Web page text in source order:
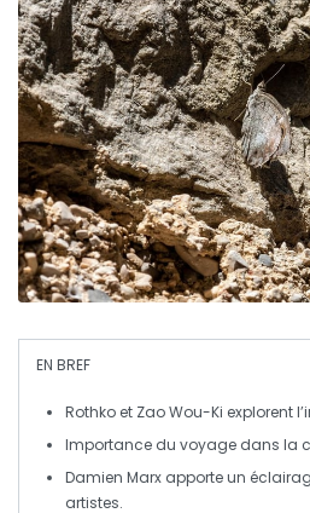
EN BREF
Rothko et Zao Wou-Ki explorent l’
Importance du voyage dans la
Damien Marx apporte un
artistes.